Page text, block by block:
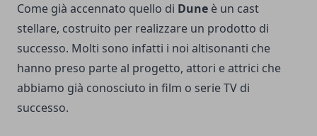
Come già accennato quello di Dune è un cast
stellare, costruito per realizzare un prodotto di
successo. Molti sono infatti i noi altisonanti che
hanno preso parte al progetto, attori e attrici che
abbiamo già conosciuto in film o serie TV di
successo.